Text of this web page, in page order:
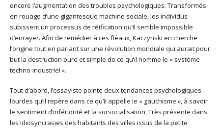
encore l’augmentation des troubles psychologiques. Transformés
en rouage d’une gigantesque machine sociale, les individus
subissent un processus de réification qu’il semble impossible
d’enrayer. Afin de remédier à ces fléaux, Kaczynski en cherche
l’origine tout en pariant sur une révolution mondiale qui aurait pour
but la destruction pure et simple de ce qu’il nomme le « système
techno-industriel ».
Tout d’abord, l’essayiste pointe deux tendances psychologiques
lourdes qu’il repère dans ce qu’il appelle le « gauchisme », à savoir
le sentiment d’infériorité et la sursocialisation. Très présente dans
les idiosyncrasies des habitants des villes issus de la petite